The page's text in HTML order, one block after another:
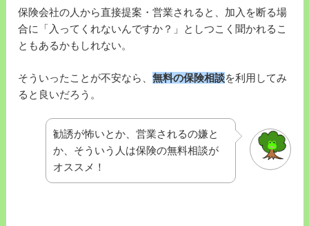
保険会社の人から直接提案・営業されると、加入を断る場
合に「入ってくれないんですか？」としつこく聞かれるこ
ともあるかもしれない。
そういったことが不安なら、 無料の保険相談を利用してみ
ると良いだろう。
勧誘が怖いとか、営業されるの嫌と
か、そういう人は保険の無料相談が
オススメ！